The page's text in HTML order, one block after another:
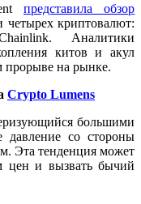
представила обзор
четырех криптовалют:
Аналитики
китов и акул
прорыве на рынке.
Crypto Lumens
большими
давление со стороны
Эта тенденция может
цен и вызвать бычий